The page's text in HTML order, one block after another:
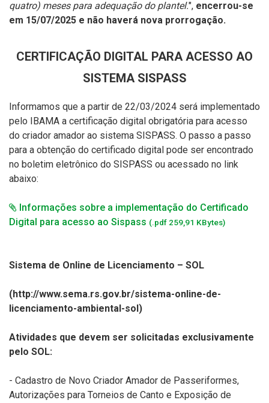
quatro) meses para adequação do plantel.", encerrou-se
em 15/07/2025 e não haverá nova prorrogação.
CERTIFICAÇÃO DIGITAL PARA ACESSO AO
SISTEMA SISPASS
Informamos que a partir de 22/03/2024 será implementado
pelo IBAMA a certificação digital obrigatória para acesso
do criador amador ao sistema SISPASS. O passo a passo
para a obtenção do certificado digital pode ser encontrado
no boletim eletrônico do SISPASS ou acessado no link
abaixo:
Informações sobre a implementação do Certificado
Digital para acesso ao Sispass (.pdf 259,91 KBytes)
Sistema de Online de Licenciamento – SOL
(http://www.sema.rs.gov.br/sistema-online-de-
licenciamento-ambiental-sol)
Atividades que devem ser solicitadas exclusivamente
pelo SOL:
- Cadastro de Novo Criador Amador de Passeriformes,
Autorizações para Torneios de Canto e Exposição de